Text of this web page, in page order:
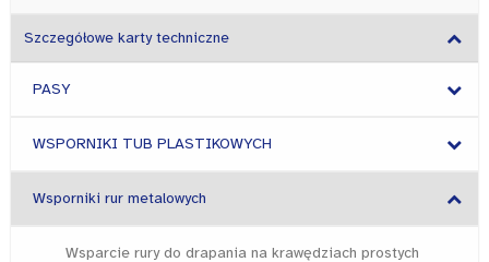
Szczegółowe karty techniczne
PASY
WSPORNIKI TUB PLASTIKOWYCH
Wsporniki rur metalowych
Wsparcie rury do drapania na krawędziach prostych